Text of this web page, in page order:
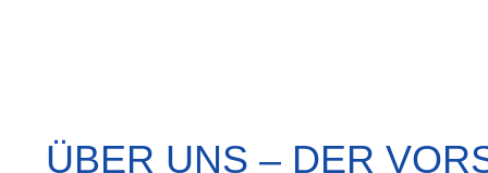
ÜBER UNS – DER